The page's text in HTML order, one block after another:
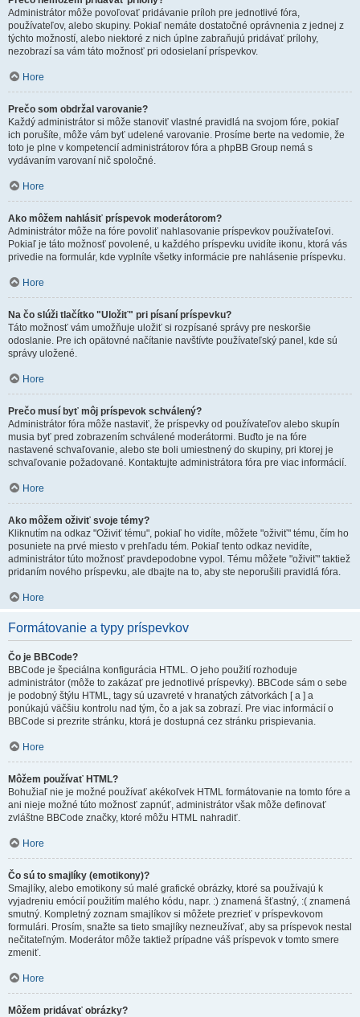
Administrátor môže povoľovať pridávanie príloh pre jednotlivé fóra,
používateľov, alebo skupiny. Pokiaľ nemáte dostatočné oprávnenia z jednej z
týchto možností, alebo niektoré z nich úplne zabraňujú pridávať prílohy,
nezobrazí sa vám táto možnosť pri odosielaní príspevkov.
Hore
Prečo som obdržal varovanie?
Každý administrátor si môže stanoviť vlastné pravidlá na svojom fóre, pokiaľ
ich porušíte, môže vám byť udelené varovanie. Prosíme berte na vedomie, že
toto je plne v kompetencií administrátorov fóra a phpBB Group nemá s
vydávaním varovaní nič spoločné.
Hore
Ako môžem nahlásiť príspevok moderátorom?
Administrátor môže na fóre povoliť nahlasovanie príspevkov používateľovi.
Pokiaľ je táto možnosť povolené, u každého príspevku uvidíte ikonu, ktorá vás
privedie na formulár, kde vyplníte všetky informácie pre nahlásenie príspevku.
Hore
Na čo slúži tlačítko "Uložiť" pri písaní príspevku?
Táto možnosť vám umožňuje uložiť si rozpísané správy pre neskoršie
odoslanie. Pre ich opätovné načítanie navštívte používateľský panel, kde sú
správy uložené.
Hore
Prečo musí byť môj príspevok schválený?
Administrátor fóra môže nastaviť, že príspevky od používateľov alebo skupín
musia byť pred zobrazením schválené moderátormi. Buďto je na fóre
nastavené schvaľovanie, alebo ste boli umiestnený do skupiny, pri ktorej je
schvaľovanie požadované. Kontaktujte administrátora fóra pre viac informácií.
Hore
Ako môžem oživiť svoje témy?
Kliknutím na odkaz "Oživiť tému", pokiaľ ho vidíte, môžete "oživiť" tému, čím ho
posuniete na prvé miesto v prehľadu tém. Pokiaľ tento odkaz nevidíte,
administrátor túto možnosť pravdepodobne vypol. Tému môžete "oživiť" taktiež
pridaním nového príspevku, ale dbajte na to, aby ste neporušili pravidlá fóra.
Hore
Formátovanie a typy príspevkov
Čo je BBCode?
BBCode je špeciálna konfigurácia HTML. O jeho použití rozhoduje
administrátor (môže to zakázať pre jednotlivé príspevky). BBCode sám o sebe
je podobný štýlu HTML, tagy sú uzavreté v hranatých zátvorkách [ a ] a
ponúkajú väčšiu kontrolu nad tým, čo a jak sa zobrazí. Pre viac informácií o
BBCode si prezrite stránku, ktorá je dostupná cez stránku prispievania.
Hore
Môžem používať HTML?
Bohužiaľ nie je možné používať akékoľvek HTML formátovanie na tomto fóre a
ani nieje možné túto možnosť zapnúť, administrátor však môže definovať
zvláštne BBCode značky, ktoré môžu HTML nahradiť.
Hore
Čo sú to smajlíky (emotikony)?
Smajlíky, alebo emotikony sú malé grafické obrázky, ktoré sa používajú k
vyjadreniu emócií použitím malého kódu, napr. :) znamená šťastný, :( znamená
smutný. Kompletný zoznam smajlíkov si môžete prezrieť v príspevkovom
formulári. Prosím, snažte sa tieto smajlíky nezneužívať, aby sa príspevok nestal
nečitateľným. Moderátor môže taktiež prípadne váš príspevok v tomto smere
zmeniť.
Hore
Môžem pridávať obrázky?